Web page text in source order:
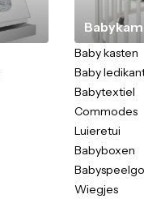
Baby kasten
Baby
Babytextiel
Commodes
Luieretui
Babyboxen
Wiegjes